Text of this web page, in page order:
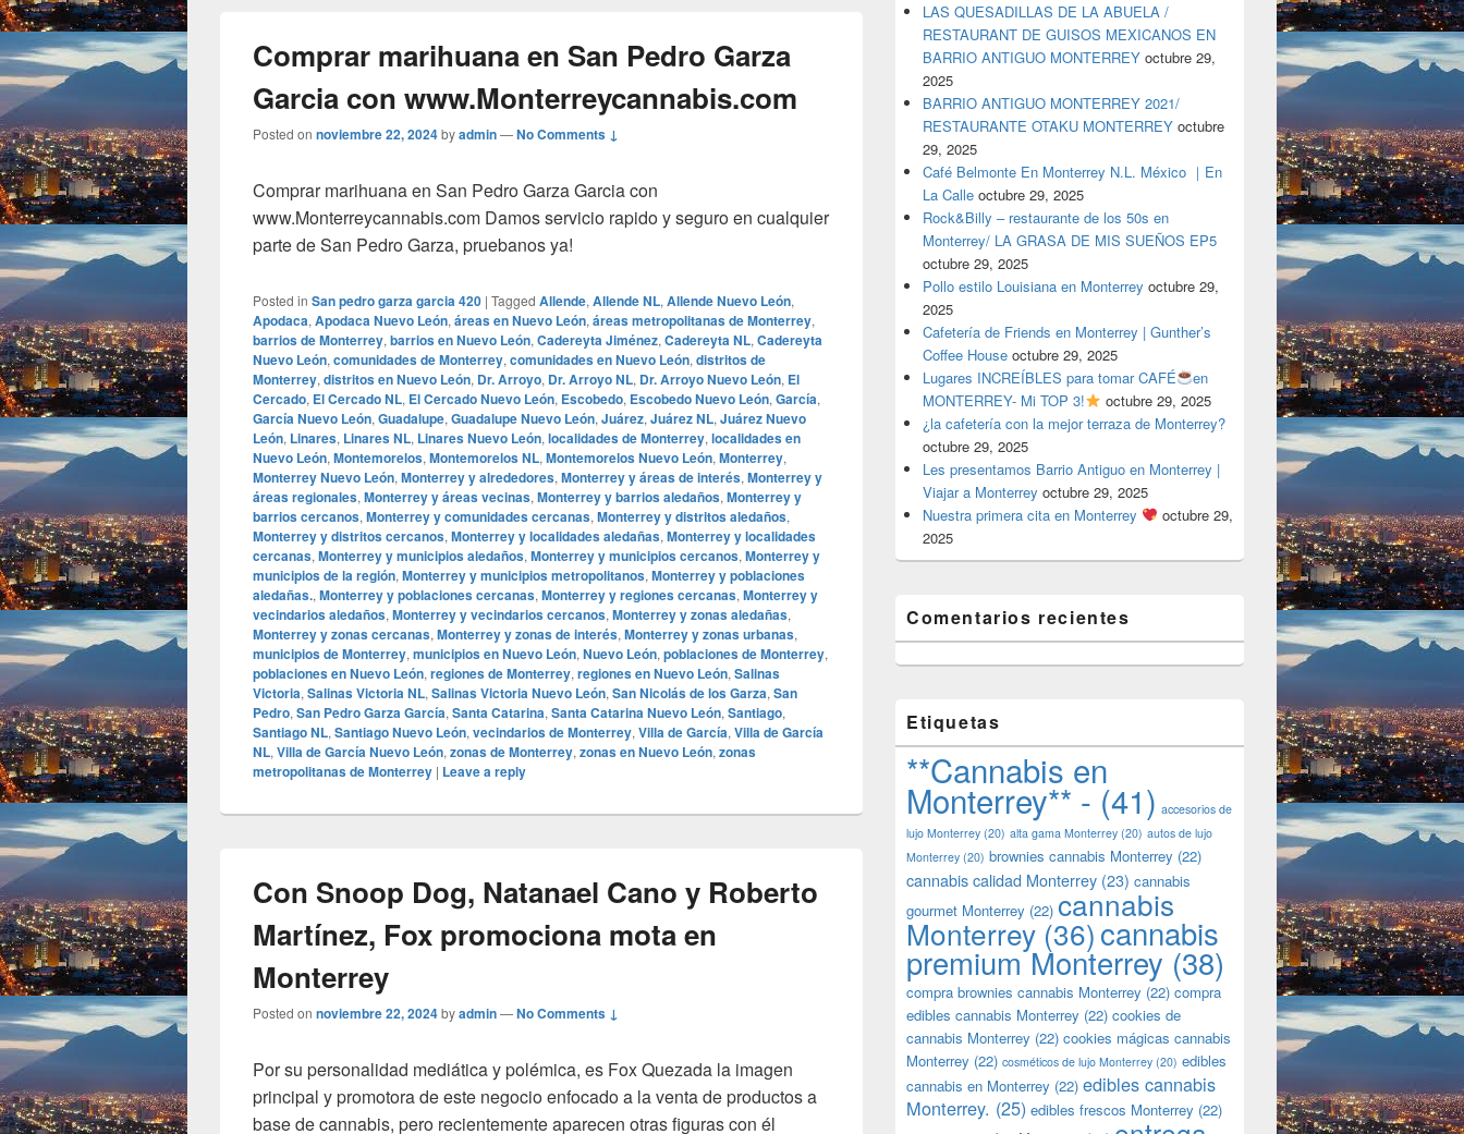
Comprar marihuana en San Pedro Garza
Garcia con www.Monterreycannabis.com
Posted on noviembre 22, 2024byadmin—No Comments ↓
Comprar marihuana en San Pedro Garza Garcia con
www.Monterreycannabis.com Damos servicio rapido y seguro en cualquier
parte de San Pedro Garza, pruebanos ya!
Posted in San pedro garza garcia 420 | Tagged Allende, Allende NL, Allende Nuevo León,
Apodaca, Apodaca Nuevo León, áreas en Nuevo León, áreas metropolitanas de Monterrey,
barrios de Monterrey, barrios en Nuevo León, Cadereyta Jiménez, Cadereyta NL, Cadereyta
Nuevo León, comunidades de Monterrey, comunidades en Nuevo León, distritos de
Monterrey, distritos en Nuevo León, Dr. Arroyo, Dr. Arroyo NL, Dr. Arroyo Nuevo León, El
Cercado, El Cercado NL, El Cercado Nuevo León, Escobedo, Escobedo Nuevo León, García,
García Nuevo León, Guadalupe, Guadalupe Nuevo León, Juárez, Juárez NL, Juárez Nuevo
León, Linares, Linares NL, Linares Nuevo León, localidades de Monterrey, localidades en
Nuevo León, Montemorelos, Montemorelos NL, Montemorelos Nuevo León, Monterrey,
Monterrey Nuevo León, Monterrey y alrededores, Monterrey y áreas de interés, Monterrey y
áreas regionales, Monterrey y áreas vecinas, Monterrey y barrios aledaños, Monterrey y
barrios cercanos, Monterrey y comunidades cercanas, Monterrey y distritos aledaños,
Monterrey y distritos cercanos, Monterrey y localidades aledañas, Monterrey y localidades
cercanas, Monterrey y municipios aledaños, Monterrey y municipios cercanos, Monterrey y
municipios de la región, Monterrey y municipios metropolitanos, Monterrey y poblaciones
aledañas., Monterrey y poblaciones cercanas, Monterrey y regiones cercanas, Monterrey y
vecindarios aledaños, Monterrey y vecindarios cercanos, Monterrey y zonas aledañas,
Monterrey y zonas cercanas, Monterrey y zonas de interés, Monterrey y zonas urbanas,
municipios de Monterrey, municipios en Nuevo León, Nuevo León, poblaciones de Monterrey,
poblaciones en Nuevo León, regiones de Monterrey, regiones en Nuevo León, Salinas
Victoria, Salinas Victoria NL, Salinas Victoria Nuevo León, San Nicolás de los Garza, San
Pedro, San Pedro Garza García, Santa Catarina, Santa Catarina Nuevo León, Santiago,
Santiago NL, Santiago Nuevo León, vecindarios de Monterrey, Villa de García, Villa de García
NL, Villa de García Nuevo León, zonas de Monterrey, zonas en Nuevo León, zonas
metropolitanas de Monterrey | Leave a reply
Con Snoop Dog, Natanael Cano y Roberto
Martínez, Fox promociona mota en
Monterrey
Posted on noviembre 22, 2024byadmin—No Comments ↓
Por su personalidad mediática y polémica, es Fox Quezada la imagen
principal y promotora de este negocio enfocado a la venta de productos a
base de cannabis, pero recientemente aparecen otras figuras con él
LAS QUESADILLAS DE LA ABUELA /
RESTAURANT DE GUISOS MEXICANOS EN
BARRIO ANTIGUO MONTERREY octubre 29,
2025
BARRIO ANTIGUO MONTERREY 2021/
RESTAURANTE OTAKU MONTERREY octubre
29, 2025
Café Belmonte En Monterrey N.L. México ｜En
La Calle octubre 29, 2025
Rock&Billy – restaurante de los 50s en
Monterrey/ LA GRASA DE MIS SUEÑOS EP5
octubre 29, 2025
Pollo estilo Louisiana en Monterrey octubre 29,
2025
Cafetería de Friends en Monterrey | Gunther’s
Coffee House octubre 29, 2025
Lugares INCREÍBLES para tomar CAFÉ
en
MONTERREY- Mi TOP 3!
octubre 29, 2025
¿la cafetería con la mejor terraza de Monterrey?
octubre 29, 2025
Les presentamos Barrio Antiguo en Monterrey |
Viajar a Monterrey octubre 29, 2025
Nuestra primera cita en Monterrey
octubre 29,
2025
Comentarios recientes
Etiquetas
**Cannabis en
Monterrey** - (41) accesorios de
lujo Monterrey (20) alta gama Monterrey (20) autos de lujo
Monterrey (20) brownies cannabis Monterrey (22)
cannabis calidad Monterrey (23) cannabis
gourmet Monterrey (22) cannabis
Monterrey (36)cannabis
premium Monterrey (38)
compra brownies cannabis Monterrey (22) compra
edibles cannabis Monterrey (22) cookies de
cannabis Monterrey (22) cookies mágicas cannabis
Monterrey (22) cosméticos de lujo Monterrey (20) edibles
cannabis en Monterrey (22) edibles cannabis
Monterrey. (25) edibles frescos Monterrey (22)